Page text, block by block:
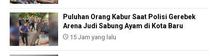
Puluhan Orang Kabur Saat Polisi Gerebek
Arena Judi Sabung Ayam di Kota Baru
15 Jam yang lalu